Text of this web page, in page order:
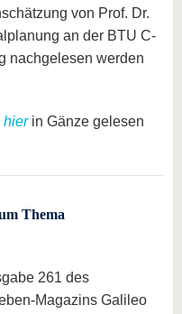
von Prof. Dr.
an der BTU C-
nachgelesen werden
hierin Gänze gelesen
Thema
261 des
Magazins Galileo